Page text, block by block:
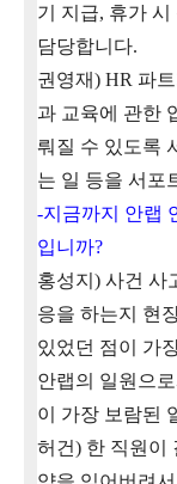
기 지급, 휴가 시
담당합니다.
권영재) HR 파
과 교육에 관한
뤄질 수 있도록
는 일 등을 서포
-지금까지 안랩
입니까?
홍성지 ) 사건 사
응을 하는지 현
있었던 점이 가
안랩의 일원으
이 가장 보람된
허건) 한 직원이